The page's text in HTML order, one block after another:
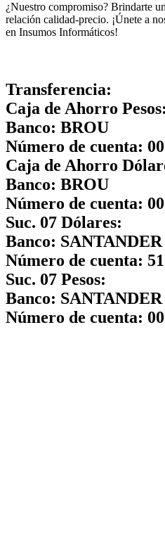
¿Nuestro compromiso? Brindarte
relación calidad-precio. ¡Únete a
en Insumos Informáticos!
Transferencia:
Caja de Ahorro Pesos:
Banco: BROU
Número de cuenta:
Caja de Ahorro
Banco: BROU
Número de cuenta:
Suc. 07 Dólares:
Banco: SANTANDER
Número de cuenta:
Suc. 07 Pesos:
Banco: SANTANDER
Número de cuenta: